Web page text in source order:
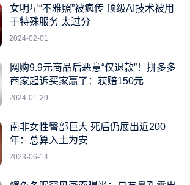
女明星“不雅照”被疯传 顶级AI技术被用
于特殊服务 太过分
2024-02-01
网购9.9元商品后恶意“仅退款”！拼多多
商家起诉买家赢了：获赔150元
2024-01-29
南非女性臀部巨大 死后仍展出近200
年：总算入土为安
2023-06-14